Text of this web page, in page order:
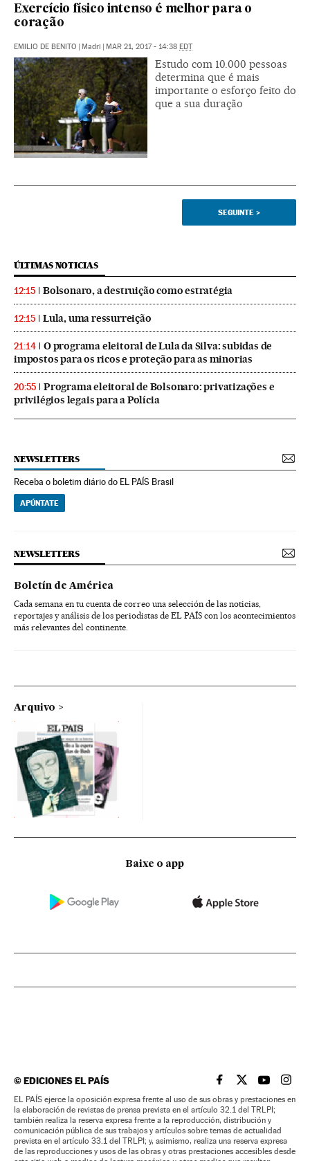
Exercício físico intenso é melhor para o
coração
EMILIO DE BENITO Madri MAR 21, 2017 - 14:38 EDT
Estudo com 10.000 pessoas
determina que é mais
importante o esforço feito do
que a sua duração
SEGUINTE >
ÚLTIMAS NOTICIAS
12:15 Bolsonaro, a destruição como estratégia
12:15 Lula, uma ressurreição
21:14
O programa eleitoral de Lula da Silva: subidas de
impostos para os ricos e proteção para as minorias
20:55
Programa eleitoral de Bolsonaro: privatizações e
privilégios legais para a Polícia
NEWSLETTERS
Receba o boletim diário do EL PAÍS Brasil
APÚNTATE
NEWSLETTERS
Boletín de América
Cada semana en tu cuenta de correo una selección de las noticias,
reportajes y análisis de los periodistas de EL PAÍS con los acontecimientos
más relevantes del continente.
Arquivo
Baixe o app
©EDICIONES EL PAÍS EL PAÍS BRASIL EN
EL PAÍSEL PAÍS
EL
EL PAÍS ejerce la oposición expresa frente al uso de sus obras y prestaciones en
la elaboración de revistas de prensa prevista en el artículo 32.1 del TRLPI;
también realiza la reserva expresa frente a la reproducción, distribución y
comunicación pública de sus trabajos y artículos sobre temas de actualidad
prevista en el artículo 33.1 del TRLPI; y, asimismo, realiza una reserva expresa
de las reproducciones y usos de las obras y otras prestaciones accesibles desde